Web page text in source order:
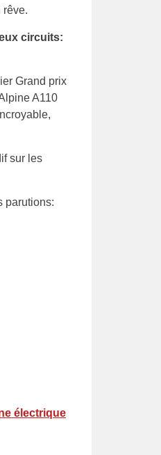
rêve.
circuits:
Grand prix
A110
sur les
parutions:
électrique